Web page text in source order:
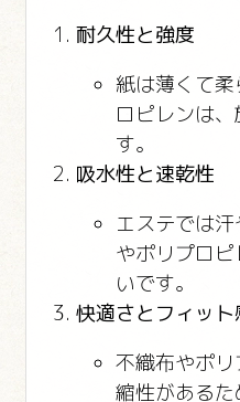
耐久性と強度
紙は薄くて
ロピレンは
す。
吸水性と速乾性
エステでは
やポリプロ
いです。
快適さとフィット
不織布やポ
縮性があるた